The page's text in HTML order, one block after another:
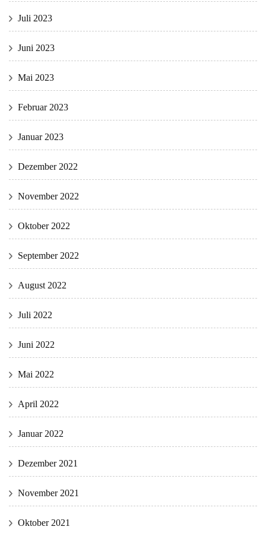
Juli 2023
Juni 2023
Mai 2023
Februar 2023
Januar 2023
Dezember 2022
November 2022
Oktober 2022
September 2022
August 2022
Juli 2022
Juni 2022
Mai 2022
April 2022
Januar 2022
Dezember 2021
November 2021
Oktober 2021